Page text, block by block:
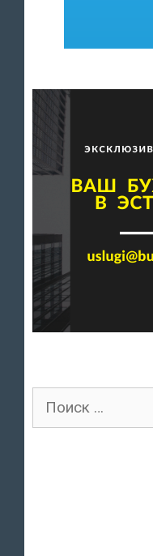
Поиск